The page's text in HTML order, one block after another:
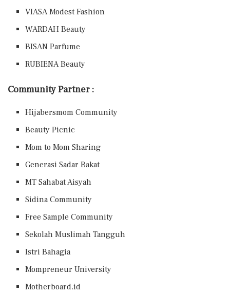
VIASA Modest Fashion
WARDAH Beauty
BISAN Parfume
RUBIENA Beauty
Community Partner :
Hijabersmom Community
Beauty Picnic
Mom to Mom Sharing
Generasi Sadar Bakat
MT Sahabat Aisyah
Sidina Community
Free Sample Community
Sekolah Muslimah Tangguh
Istri Bahagia
Mompreneur University
Motherboard.id